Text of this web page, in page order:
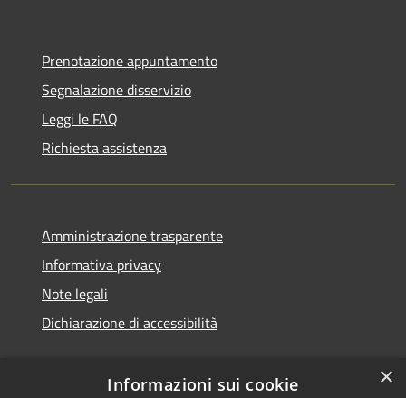
Prenotazione appuntamento
Segnalazione disservizio
Leggi le FAQ
Richiesta assistenza
Amministrazione trasparente
Informativa privacy
Note legali
Dichiarazione di accessibilità
×
Informazioni sui cookie